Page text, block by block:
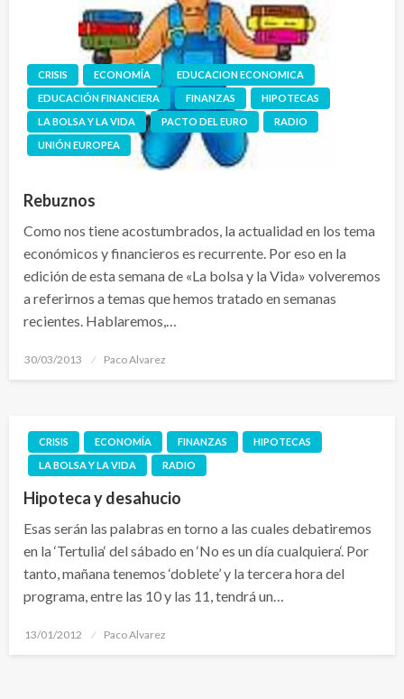
CRISIS ECONOMÍA
EDUCACION ECONOMICA
EDUCACIÓN FINANCIERA
FINANZAS
HIPOTECAS
LA BOLSA Y LA VIDA
PACTO DEL EURO
RADIO
UNIÓN EUROPEA
Rebuznos
Como nos tiene acostumbrados, la actualidad en los tema
económicos y financieros es recurrente. Por eso en la
edición de esta semana de «La bolsa y la Vida» volveremos
a referirnos a temas que hemos tratado en semanas
recientes. Hablaremos,…
Publicado
30/03/2013 Paco Alvarez
CRISIS ECONOMÍA FINANZAS
HIPOTECAS
LA BOLSA Y LA VIDA
RADIO
Hipoteca y desahucio
Esas serán las palabras en torno a las cuales debatiremos
en la ‘Tertulia‘ del sábado en ‘No es un día cualquiera‘. Por
tanto, mañana tenemos ‘doblete’ y la tercera hora del
programa, entre las 10 y las 11, tendrá un…
Publicado
13/01/2012 Paco Alvarez